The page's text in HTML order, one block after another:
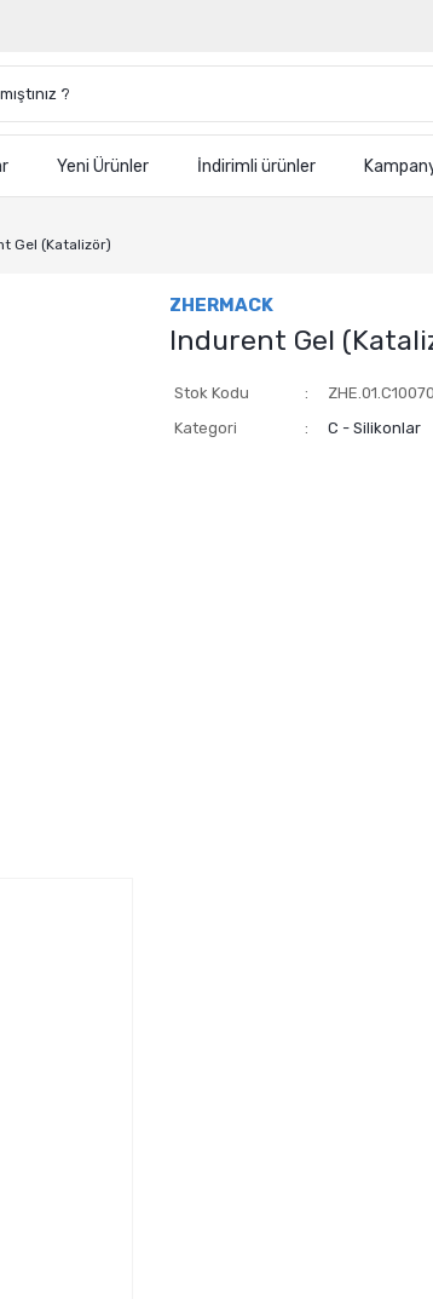
Yeni Ürünler İndirimli ürünler
Gel (Katalizör)
ZHERMACK
Indurent Gel
Stok Kodu
Kategori
C - Silikonlar